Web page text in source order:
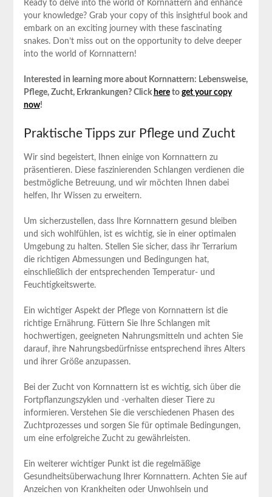
Ready to delve into the world of Kornnattern and enhance
your knowledge? Grab your copy of this insightful book and
embark on an exciting journey with these fascinating
snakes. Don’t miss out on the opportunity to delve deeper
into the world of Kornnattern!
Interested in learning more about Kornnattern: Lebensweise,
Pflege, Zucht, Erkrankungen? Click hereto get your copy
now!
Praktische Tipps zur Pflege und Zucht
Wir sind begeistert, Ihnen einige von Kornnattern zu
präsentieren. Diese faszinierenden Schlangen verdienen die
bestmögliche Betreuung, und wir möchten Ihnen dabei
helfen, Ihr Wissen zu erweitern.
Um sicherzustellen, dass Ihre Kornnattern gesund bleiben
und sich wohlfühlen, ist es wichtig, sie in einer optimalen
Umgebung zu halten. Stellen Sie sicher, dass ihr Terrarium
die richtigen Abmessungen und Bedingungen hat,
einschließlich der entsprechenden Temperatur- und
Feuchtigkeitswerte.
Ein wichtiger Aspekt der Pflege von Kornnattern ist die
richtige Ernährung. Füttern Sie Ihre Schlangen mit
hochwertigen, geeigneten Nahrungsmitteln und achten Sie
darauf, ihre Nahrungsbedürfnisse entsprechend ihres Alters
und ihrer Größe anzupassen.
Bei der Zucht von Kornnattern ist es wichtig, sich über die
Fortpflanzungszyklen und -verhalten dieser Tiere zu
informieren. Verstehen Sie die verschiedenen Phasen des
Zuchtprozesses und sorgen Sie für optimale Bedingungen,
um eine erfolgreiche Zucht zu gewährleisten.
Ein weiterer wichtiger Punkt ist die regelmäßige
Gesundheitsüberwachung Ihrer Kornnattern. Achten Sie auf
Anzeichen von Krankheiten oder Unwohlsein und